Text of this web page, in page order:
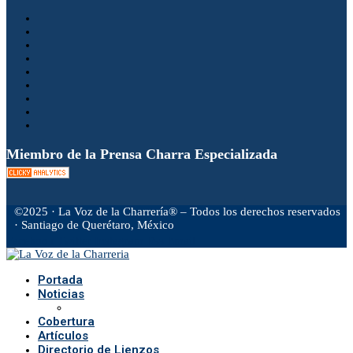
Miembro de la Prensa Charra Especializada
©2025 · La Voz de la Charrería® – Todos los derechos reservados
· Santiago de Querétaro, México
Portada
Noticias
Cobertura
Artículos
Directorio de Lienzos